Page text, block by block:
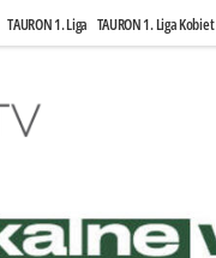
TAURON 1. Liga TAURON 1. Liga Kobiet